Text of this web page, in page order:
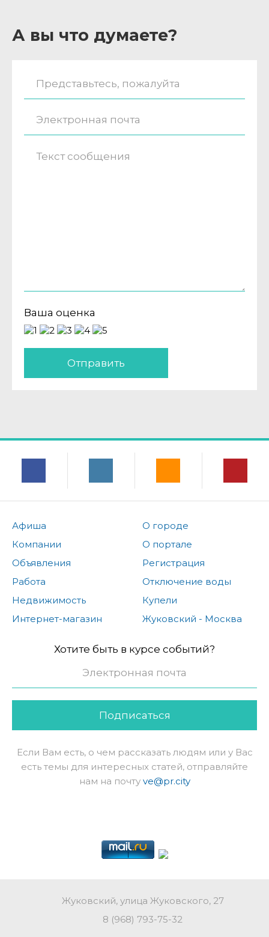
А вы что думаете?
Ваша оценка
Отправить
Афиша
Компании
Объявления
Работа
Недвижимость
Интернет-магазин
О городе
О портале
Регистрация
Отключение воды
Купели
Жуковский - Москва
Хотите быть в курсе событий?
Подписаться
Если Вам есть, о чем рассказать людям или у Вас
есть темы для интересных статей, отправляйте
нам на почту ve@pr.city
Жуковский, улица Жуковского, 27
8 (968) 793-75-32